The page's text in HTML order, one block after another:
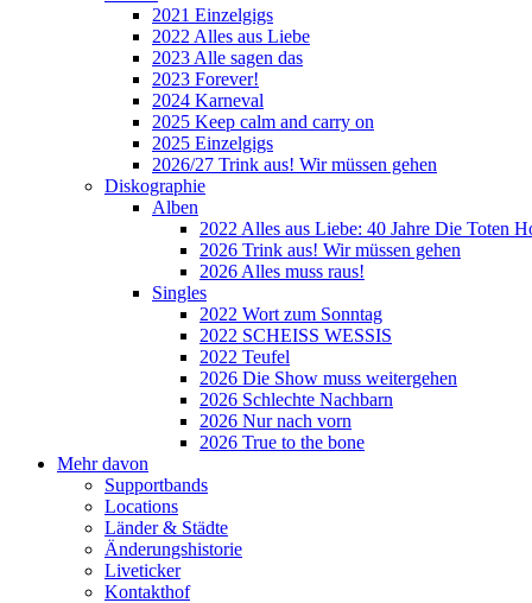
2021 Einzelgigs
2022 Alles aus Liebe
2023 Alle sagen das
2023 Forever!
2024 Karneval
2025 Keep calm and carry on
2025 Einzelgigs
2026/27 Trink aus! Wir müssen gehen
Diskographie
Alben
2022 Alles aus Liebe: 40 Jahre Die Toten
2026 Trink aus! Wir müssen gehen
2026 Alles muss raus!
Singles
2022 Wort zum Sonntag
2022 SCHEISS WESSIS
2022 Teufel
2026 Die Show muss weitergehen
2026 Schlechte Nachbarn
2026 Nur nach vorn
2026 True to the bone
Mehr davon
Supportbands
Locations
Länder & Städte
Änderungshistorie
Liveticker
Kontakthof